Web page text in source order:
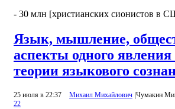
- 30 млн [христианских сионистов в
Язык, мышление,
аспекты одного явления
теории языкового
25 июля в 22:37 Михаил Михайлович |Чумакин
22